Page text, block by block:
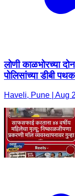
लोणी काळभोरच्या
पोलिसांच्या डीबी
Haveli, Pune | Aug